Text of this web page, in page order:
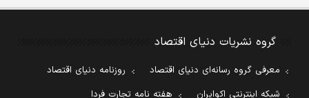
گروه نشریات دنیای اقتصاد
معرفی گروه رسانه‌ای دنیای اقتصاد
روزنامه دنیای اقتصاد
شبکه اینترنتی اکوایران
هفته نامه تجارت فردا